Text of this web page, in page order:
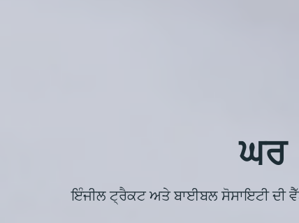
ਘਰ
ਇੰਜੀਲ ਟ੍ਰੈਕਟ ਅਤੇ ਬਾਈਬਲ ਸੋਸਾਇਟੀ ਦੀ